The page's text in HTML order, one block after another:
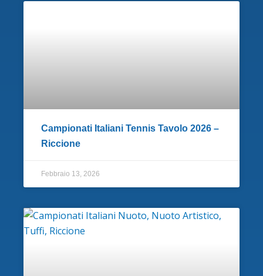
Campionati Italiani Tennis Tavolo 2026 –
Riccione
Febbraio 13, 2026